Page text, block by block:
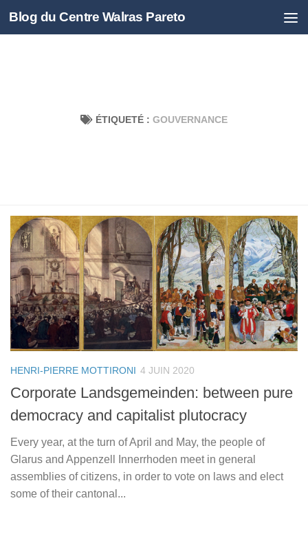
Skip to content
Blog du Centre Walras Pareto
ÉTIQUETÉ : GOUVERNANCE
HENRI-PIERRE MOTTIRONI 4 JUIN 2020
Corporate Landsgemeinden: between pure
democracy and capitalist plutocracy
Every year, at the turn of April and May, the people of
Glarus and Appenzell Innerrhoden meet in general
assemblies of citizens, in order to vote on laws and elect
some of their cantonal...